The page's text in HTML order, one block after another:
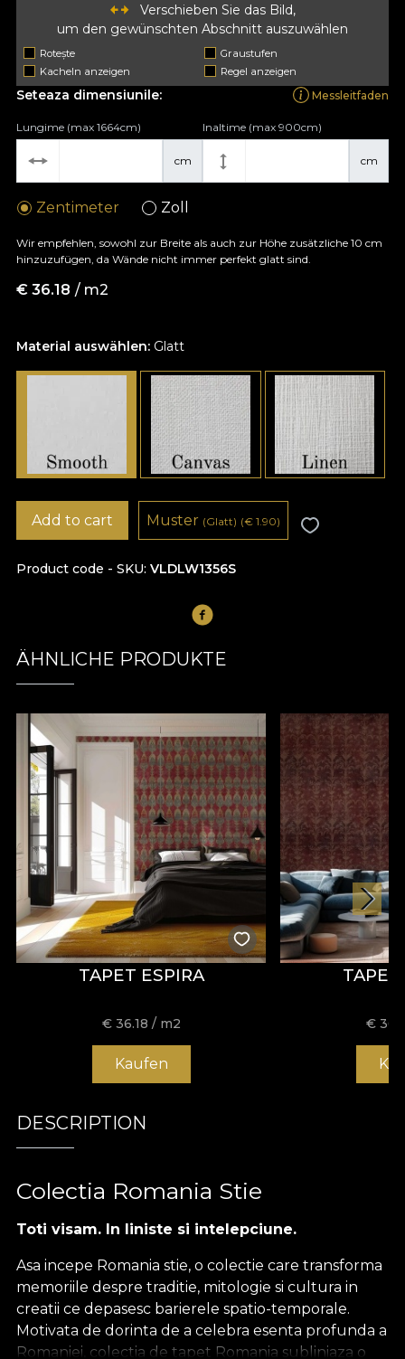
Verschieben Sie das Bild,
um den gewünschten Abschnitt auszuwählen
Rotește
Graustufen
Kacheln anzeigen
Regel anzeigen
Material auswählen: Glatt
Seteaza dimensiunile: Messleitfaden
cm
Lungime (max 1664cm)
cm
Inaltime (max 900cm)
Zentimeter Zoll
Wir empfehlen, sowohl zur Breite als auch zur Höhe zusätzliche 10 cm
hinzuzufügen, da Wände nicht immer perfekt glatt sind.
€ 36.18 / m2
Product code - SKU VLDLW1356S
Add to cart Muster (Glatt) (€ 1.90)
ÄHNLICHE PRODUKTE
TAPET ESPIRA
€ 36.18 / m2
Kaufen
TAPET
€
DESCRIPTION
Colectia Romania Stie
Toti visam. In liniste si intelepciune.
Asa incepe Romania stie, o colectie care transforma
memoriile despre traditie, mitologie si cultura in
creatii ce depasesc barierele spatio-temporale.
Motivata de dorinta de a celebra esenta profunda a
Romaniei, colectia de tapet Romania subliniaza o